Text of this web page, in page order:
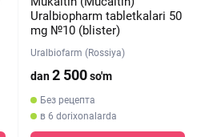
Uralbiopharm tabletkalari 50
mg №10 (blister)
Uralbiofarm (Rossiya)
dan2 500so'm
Без рецепта
в 6 dorixonalarda